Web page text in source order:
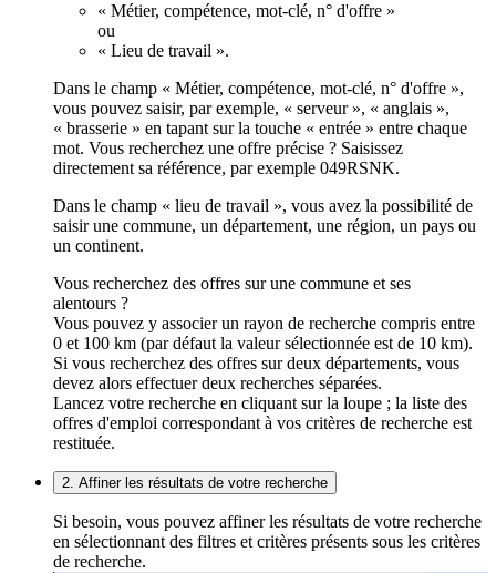
« Métier, compétence, mot-clé, n° d'offre »
ou
« Lieu de travail ».
Dans le champ « Métier, compétence, mot-clé, n° d'offre »,
vous pouvez saisir, par exemple, « serveur », « anglais »,
« brasserie » en tapant sur la touche « entrée » entre chaque
mot. Vous recherchez une offre précise ? Saisissez
directement sa référence, par exemple 049RSNK.
Dans le champ « lieu de travail », vous avez la possibilité de
saisir une commune, un département, une région, un pays ou
un continent.
Vous recherchez des offres sur une commune et ses
alentours ?
Vous pouvez y associer un rayon de recherche compris entre
0 et 100 km (par défaut la valeur sélectionnée est de 10 km).
Si vous recherchez des offres sur deux départements, vous
devez alors effectuer deux recherches séparées.
Lancez votre recherche en cliquant sur la loupe ; la liste des
offres d'emploi correspondant à vos critères de recherche est
restituée.
2. Affiner les résultats de votre recherche
Si besoin, vous pouvez affiner les résultats de votre recherche
en sélectionnant des filtres et critères présents sous les critères
de recherche.